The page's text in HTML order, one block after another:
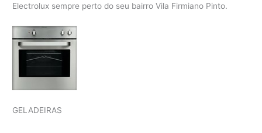
Electrolux sempre perto do seu bairro Vila Firmiano Pinto.
GELADEIRAS